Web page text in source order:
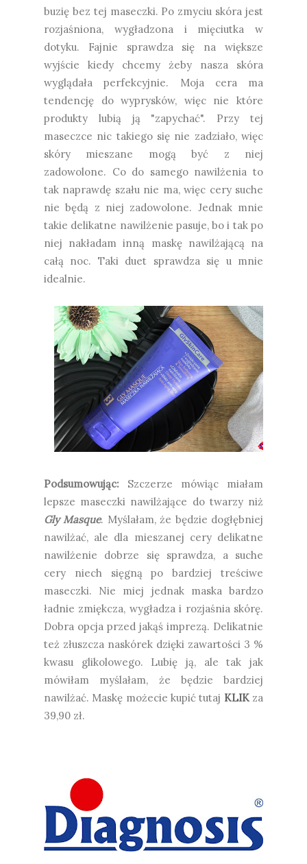
buzię bez tej maseczki. Po zmyciu skóra jest
rozjaśniona, wygładzona i mięciutka w
dotyku. Fajnie sprawdza się na większe
wyjście kiedy chcemy żeby nasza skóra
wyglądała perfekcyjnie. Moja cera ma
tendencję do wyprysków, więc nie które
produkty lubią ją "zapychać". Przy tej
maseczce nic takiego się nie zadziało, więc
skóry mieszane mogą być z niej
zadowolone. Co do samego nawilżenia to
tak naprawdę szału nie ma, więc cery suche
nie będą z niej zadowolone. Jednak mnie
takie delikatne nawilżenie pasuje, bo i tak po
niej nakładam inną maskę nawilżającą na
całą noc. Taki duet sprawdza się u mnie
idealnie.
Podsumowując: Szczerze mówiąc miałam
lepsze maseczki nawilżające do twarzy niż
Gly Masque. Myślałam, że będzie dogłębniej
nawilżać, ale dla mieszanej cery delikatne
nawilżenie dobrze się sprawdza, a suche
cery niech sięgną po bardziej treściwe
maseczki. Nie miej jednak maska bardzo
ładnie zmiękcza, wygładza i rozjaśnia skórę.
Dobra opcja przed jakąś imprezą. Delikatnie
też złuszcza naskórek dzięki zawartości 3 %
kwasu glikolowego. Lubię ją, ale tak jak
mówiłam myślałam, że będzie bardziej
nawilżać. Maskę możecie kupić tutaj KLIKza
39,90 zł.